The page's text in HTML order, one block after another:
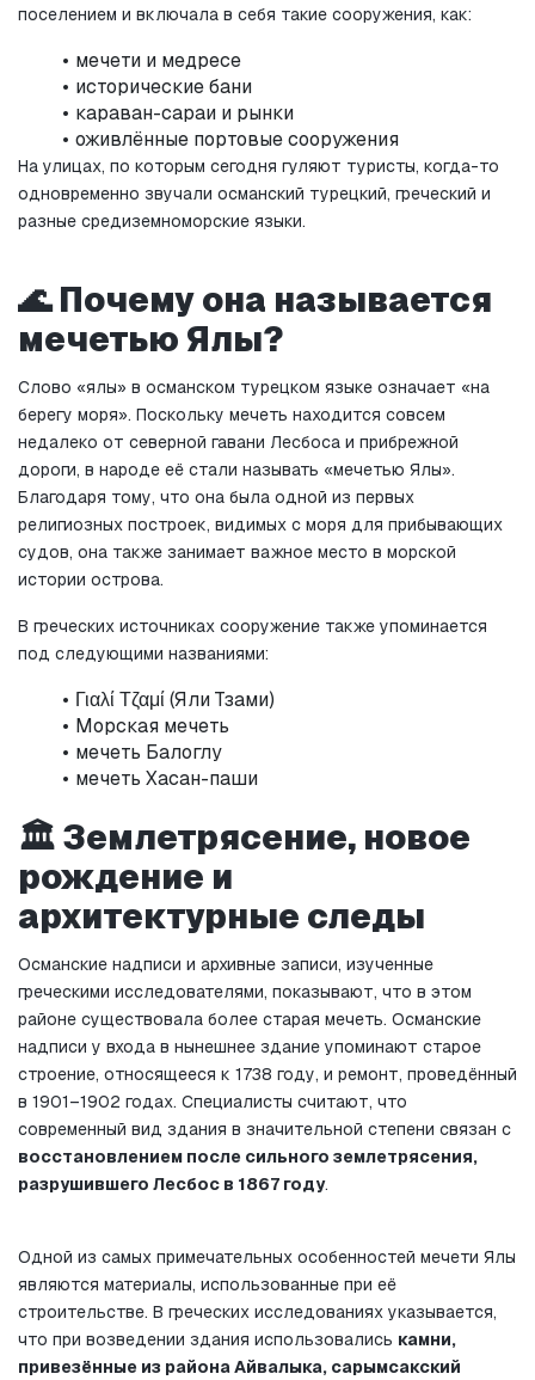
поселением и включала в себя такие сооружения, как:
мечети и медресе
исторические бани
караван-сараи и рынки
оживлённые портовые сооружения
На улицах, по которым сегодня гуляют туристы, когда-то
одновременно звучали османский турецкий, греческий и
разные средиземноморские языки.
🌊 Почему она называется
мечетью Ялы?
Слово «ялы» в османском турецком языке означает «на
берегу моря». Поскольку мечеть находится совсем
недалеко от северной гавани Лесбоса и прибрежной
дороги, в народе её стали называть «мечетью Ялы».
Благодаря тому, что она была одной из первых
религиозных построек, видимых с моря для прибывающих
судов, она также занимает важное место в морской
истории острова.
В греческих источниках сооружение также упоминается
под следующими названиями:
Γιαλί Τζαμί (Яли Тзами)
Морская мечеть
мечеть Балоглу
мечеть Хасан-паши
🏛️ Землетрясение, новое
рождение и
архитектурные следы
Османские надписи и архивные записи, изученные
греческими исследователями, показывают, что в этом
районе существовала более старая мечеть. Османские
надписи у входа в нынешнее здание упоминают старое
строение, относящееся к 1738 году, и ремонт, проведённый
в 1901–1902 годах. Специалисты считают, что
восстановлением после сильного землетрясения,
разрушившего Лесбос в 1867 году.
Одной из самых примечательных особенностей мечети Ялы
являются материалы, использованные при её
строительстве. В греческих исследованиях указывается,
что при возведении здания использовались камни,
привезённые из района Айвалыка, сарымсакский